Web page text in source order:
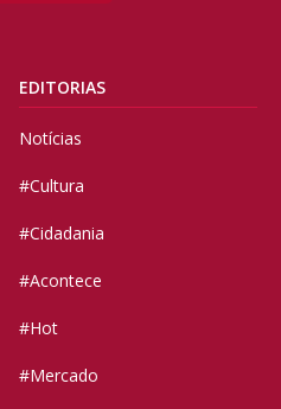
EDITORIAS
Notícias
#Cultura
#Cidadania
#Acontece
#Hot
#Mercado